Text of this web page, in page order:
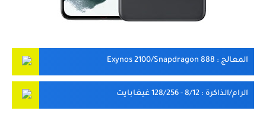
المعالج : Exynos 2100/Snapdragon 888
الرام/الذاكرة : 8/12 - 128/256 غيغابايت